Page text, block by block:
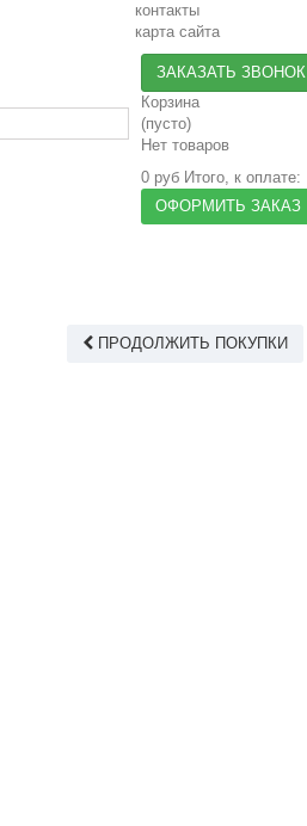
контакты
карта сайта
ЗАКАЗАТЬ ЗВОНОК
Корзина
(пусто)
Нет товаров
0 руб Итого, к оплате:
ОФОРМИТЬ ЗАКАЗ
ПРОДОЛЖИТЬ ПОКУПКИ